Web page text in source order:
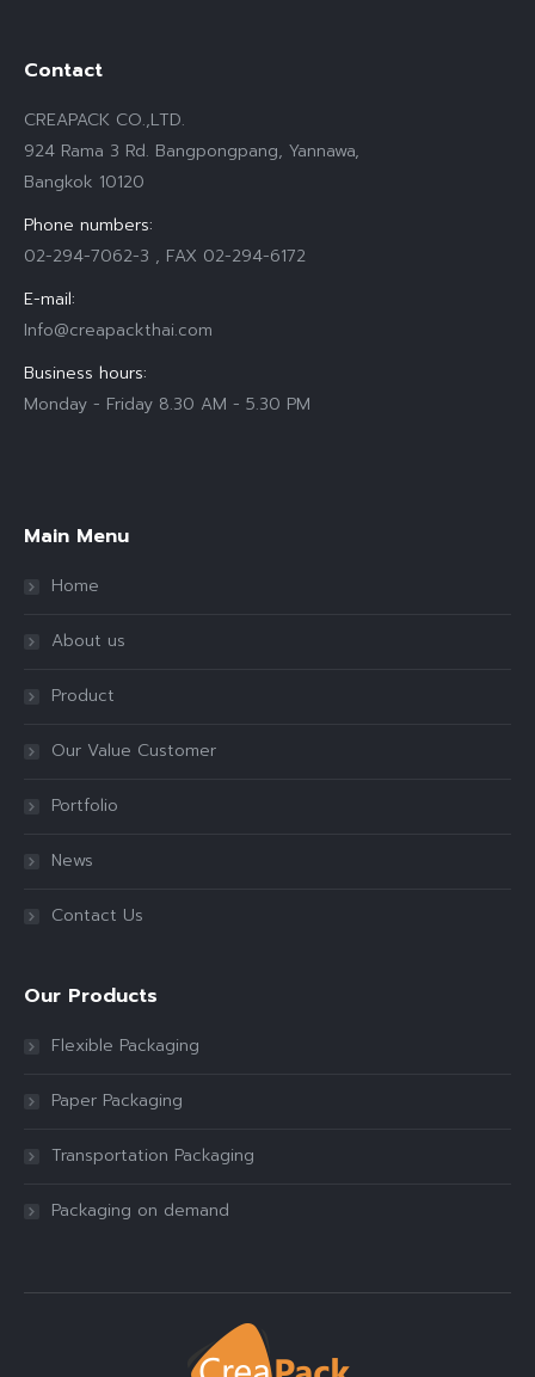
Contact
CREAPACK CO.,LTD.
924 Rama 3 Rd. Bangpongpang, Yannawa,
Bangkok 10120
Phone numbers:
02-294-7062-3 , FAX 02-294-6172
E-mail:
Info@creapackthai.com
Business hours:
Monday - Friday 8.30 AM - 5.30 PM
Main Menu
Home
About us
Product
Our Value Customer
Portfolio
News
Contact Us
Our Products
Flexible Packaging
Paper Packaging
Transportation Packaging
Packaging on demand